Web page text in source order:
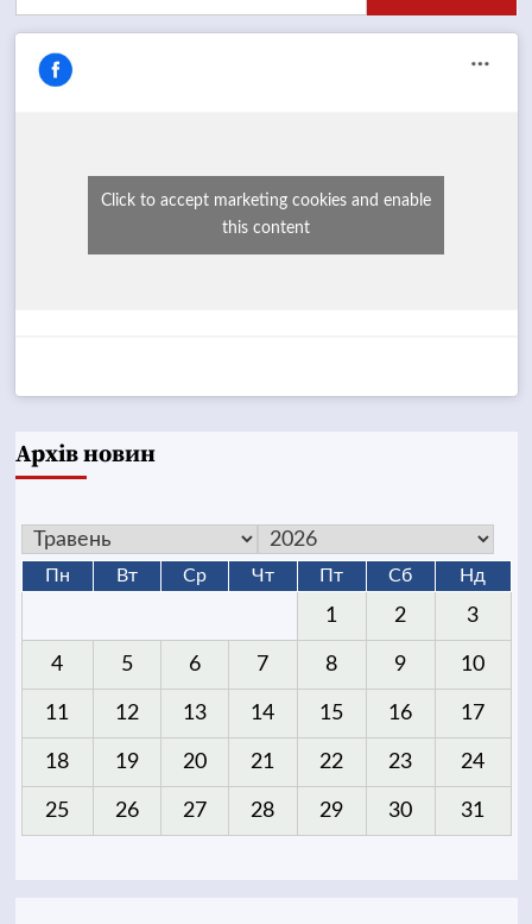
Click to accept marketing cookies and enable
this content
Архів новин
Пн Вт Ср Чт Пт Сб Нд
1 2 3
4 5 6 7 8 9 10
11 12 13 14 15 16 17
18 19 20 21 22 23 24
25 26 27 28 29 30 31